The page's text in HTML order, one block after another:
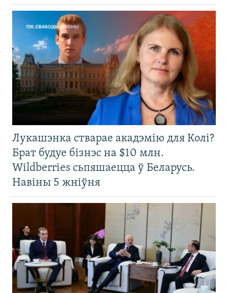
Лукашэнка стварае акадэмію для Колі?
Брат будуе бізнэс на $10 млн.
Wildberries сьпяшаецца ў Беларусь.
Навіны 5 жніўня